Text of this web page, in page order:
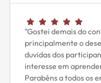
"Gostei demais do
principalmente o
duvidas dos
interesse em
Parabéns a todos os